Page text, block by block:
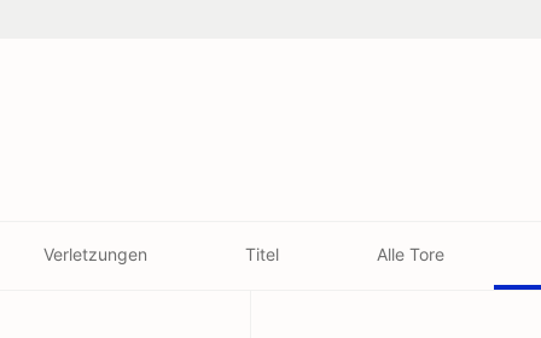
Verletzungen Titel Alle Tore